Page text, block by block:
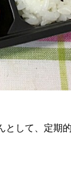
して、定期